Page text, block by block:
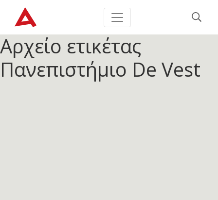
Αρχείο ετικέτας
Πανεπιστήμιο De Vest